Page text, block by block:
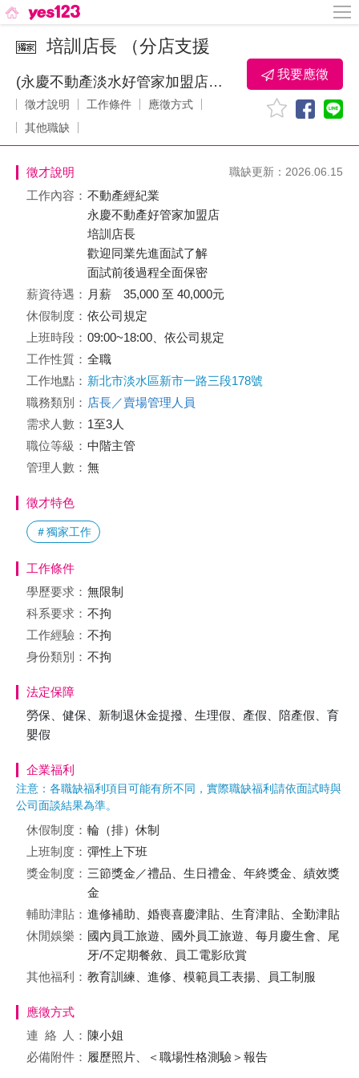
培訓店長 （分店支援
(永慶不動產淡水好管家加盟店)好管家不動產有限公司
徵才說明 工作條件
應徵方式
其他職缺
我要應徵
徵才說明 職缺更新：2026.06.15
工作內容： 不動產經紀業
永慶不動產好管家加盟店
培訓店長
歡迎同業先進面試了解
面試前後過程全面保密
薪資待遇： 月薪 35,000 至 40,000元
休假制度： 依公司規定
上班時段： 09:00~18:00、依公司規定
工作性質： 全職
工作地點： 新北市淡水區新市一路三段178號
職務類別： 店長／賣場管理人員
需求人數： 1至3人
職位等級： 中階主管
管理人數： 無
徵才特色
＃獨家工作
工作條件
學歷要求： 無限制
科系要求： 不拘
工作經驗： 不拘
身份類別： 不拘
法定保障
勞保、健保、新制退休金提撥、生理假、產假、陪產假、育
嬰假
企業福利
注意：各職缺福利項目可能有所不同，實際職缺福利請依面試時與
公司面談結果為準。
休假制度： 輪（排）休制
上班制度： 彈性上下班
獎金制度： 三節獎金／禮品、生日禮金、年終獎金、績效獎
金
輔助津貼： 進修補助、婚喪喜慶津貼、生育津貼、全勤津貼
休閒娛樂： 國內員工旅遊、國外員工旅遊、每月慶生會、尾
牙/不定期餐敘、員工電影欣賞
其他福利： 教育訓練、進修、模範員工表揚、員工制服
應徵方式
連絡
人： 陳小姐
必備附件： 履歷照片、＜職場性格測驗＞報告